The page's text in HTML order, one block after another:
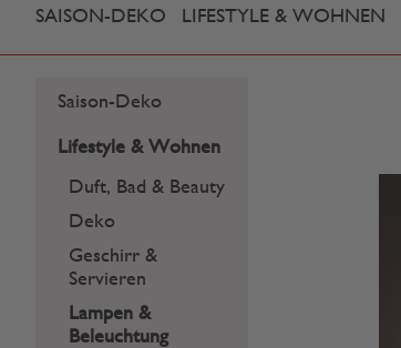
SAISON-DEKO LIFESTYLE & WOHNEN
Saison-Deko
Lifestyle & Wohnen
Duft, Bad & Beauty
Deko
Geschirr &
Servieren
Lampen &
Beleuchtung